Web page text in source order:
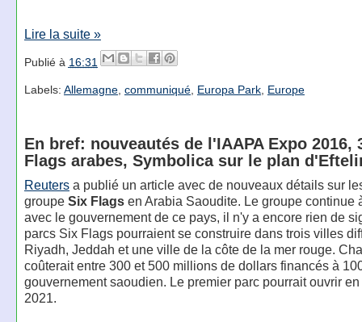
Lire la suite »
Publié à 16:31
Labels: Allemagne, communiqué, Europa Park, Europe
En bref: nouveautés de l'IAAPA Expo 2016,
Flags arabes, Symbolica sur le plan
Reutersa publié un article avec de nouveaux détails sur
groupe Six Flagsen Arabia Saoudite. Le groupe continue
avec le gouvernement de ce pays, il n'y a encore rien de
parcs Six Flags pourraient se construire dans trois villes
Riyadh, Jeddah et une ville de la côte de la mer rouge.
coûterait entre 300 et 500 millions de dollars financés à
gouvernement saoudien. Le premier parc pourrait ouvrir
2021.